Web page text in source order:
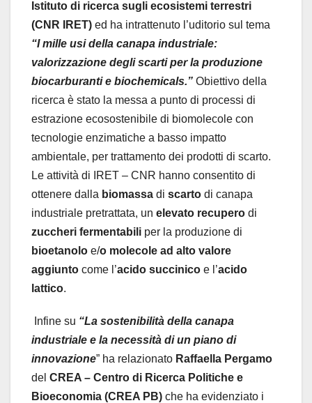
Istituto di ricerca sugli ecosistemi terrestri
(CNR IRET) ed ha intrattenuto l’uditorio sul tema
“I mille usi della canapa industriale:
valorizzazione degli scarti per la produzione
biocarburanti e biochemicals.” Obiettivo della
ricerca è stato la messa a punto di processi di
estrazione ecosostenibile di biomolecole con
tecnologie enzimatiche a basso impatto
ambientale, per trattamento dei prodotti di scarto.
Le attività di IRET – CNR hanno consentito di
ottenere dalla biomassa di scarto di canapa
industriale pretrattata, un elevato recupero di
zuccheri fermentabili per la produzione di
bioetanolo e/o molecole ad alto valore
aggiunto come l’acido succinico e l’acido
lattico.
Infine su “La sostenibilità della canapa
industriale e la necessità di un piano di
innovazione” ha relazionato Raffaella Pergamo
del CREA – Centro di Ricerca Politiche e
Bioeconomia (CREA PB) che ha evidenziato i